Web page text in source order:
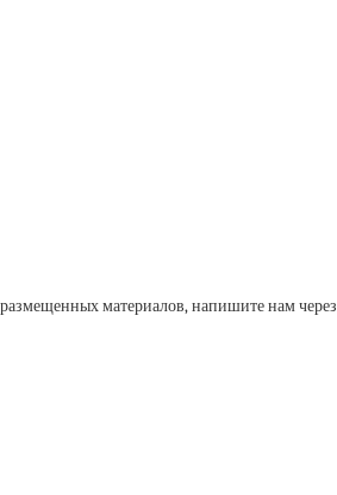
материалов, напишите нам через